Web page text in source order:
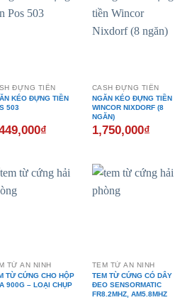
ĐỰNG TIỀN
KÉO ĐỰNG TIỀN
503
₫
CASH ĐỰNG TIỀN
NGĂN KÉO ĐỰNG TIỀN
WINCOR NIXDORF (8
NGĂN)
1,750,000₫
TỪ AN NINH
TỪ CỨNG CHO HỘP
900G – LOẠI CHỤP
TEM TỪ AN NINH
TEM TỪ CỨNG CÓ DÂY
ĐEO SENSORMATIC
FR8.2MHZ, AM5.8MHZ